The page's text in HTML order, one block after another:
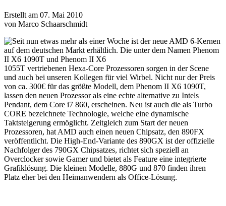
Erstellt am 07. Mai 2010
von Marco Schaarschmidt
Seit nun etwas mehr als einer Woche ist der neue AMD 6-Kernen
auf dem deutschen Markt erhältlich. Die unter dem Namen Phenom
II X6 1090T und Phenom II X6
1055T vertriebenen Hexa-Core Prozessoren sorgen in der Scene
und auch bei unseren Kollegen für viel Wirbel. Nicht nur der Preis
von ca. 300€ für das größte Modell, dem Phenom II X6 1090T,
lassen den neuen Prozessor als eine echte alternative zu Intels
Pendant, dem Core i7 860, erscheinen. Neu ist auch die als Turbo
CORE bezeichnete Technologie, welche eine dynamische
Taktsteigerung ermöglicht. Zeitgleich zum Start der neuen
Prozessoren, hat AMD auch einen neuen Chipsatz, den 890FX
veröffentlicht. Die High-End-Variante des 890GX ist der offizielle
Nachfolger des 790GX Chipsatzes, richtet sich speziell an
Overclocker sowie Gamer und bietet als Feature eine integrierte
Grafiklösung. Die kleinen Modelle, 880G und 870 finden ihren
Platz eher bei den Heimanwendern als Office-Lösung.